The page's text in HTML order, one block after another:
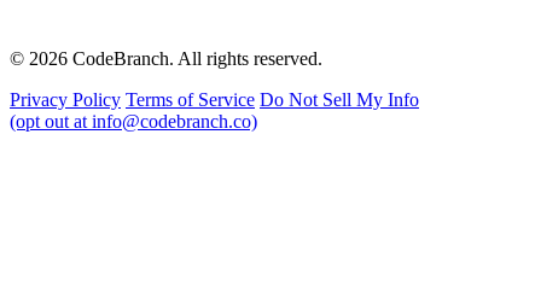
© 2026 CodeBranch. All rights reserved.
Privacy Policy Terms of Service Do Not Sell My Info
(opt out at info@codebranch.co)